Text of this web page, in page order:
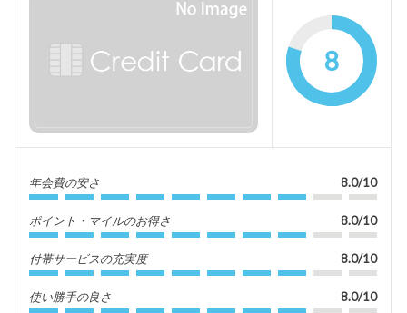
8
年会費の安さ 8.0/10
ポイント・マイルのお得さ 8.0/10
付帯サービスの充実度 8.0/10
使い勝手の良さ 8.0/10